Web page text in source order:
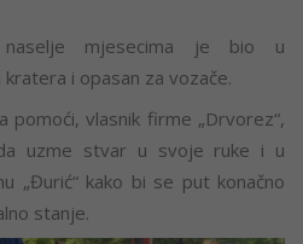
mjesecima je bio u
i opasan za vozače.
pomoći, vlasnik firme „Drvorez“,
uzme stvar u svoje ruke i u
„Đurić“ kako bi se put konačno
stanje.